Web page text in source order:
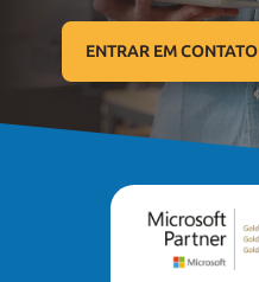
ENTRAR EM CONTATO